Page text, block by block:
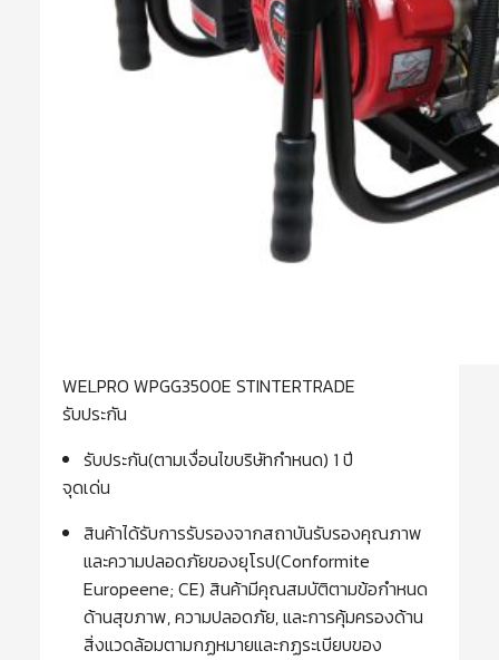
WELPRO WPGG3500E STINTERTRADE
รับประกัน
รับประกัน(ตามเงื่อนไขบริษัทกำหนด) 1 ปี
จุดเด่น
สินค้าได้รับการรับรองจากสถาบันรับรองคุณภาพ
และความปลอดภัยของยุโรป(Conformite
Europeene; CE) สินค้ามีคุณสมบัติตามข้อกำหนด
ด้านสุขภาพ, ความปลอดภัย, และการคุ้มครองด้าน
สิ่งแวดล้อมตามกฏหมายและกฏระเบียบของ